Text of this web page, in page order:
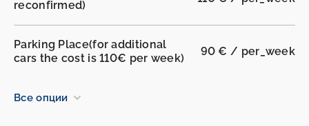
reconfirmed)
Parking Place(for additional
cars the cost is 110€ per week)
90 € / per_week
Все опции